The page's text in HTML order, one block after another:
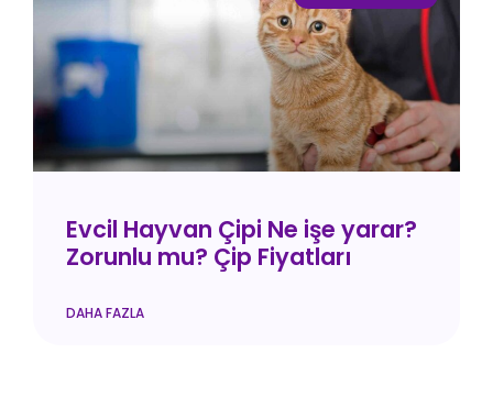
Evcil Hayvan Çipi Ne işe yarar?
Zorunlu mu? Çip Fiyatları
DAHA FAZLA